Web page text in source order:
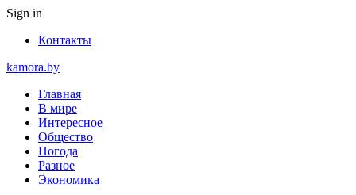
Sign in
Контакты
kamora.by
Главная
В мире
Интересное
Общество
Погода
Разное
Экономика